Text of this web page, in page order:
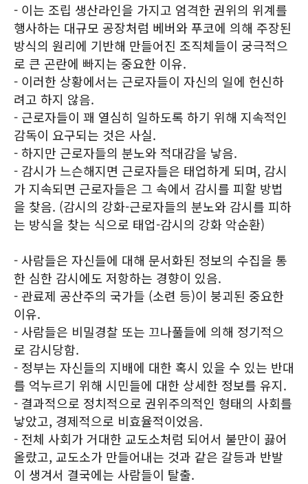
- 이는 조립 생산라인을 가지고 엄격한 권위의 위계를
행사하는 대규모 공장처럼 베버와 푸코에 의해 주장된
방식의 원리에 기반해 만들어진 조직체들이 궁극적으
로 큰 곤란에 빠지는 중요한 이유.
- 이러한 상황에서는 근로자들이 자신의 일에 헌신하
려고 하지 않음.
- 근로자들이 꽤 열심히 일하도록 하기 위해 지속적인
감독이 요구되는 것은 사실.
- 하지만 근로자들의 분노와 적대감을 낳음.
- 감시가 느슨해지면 근로자들은 태업하게 되며, 감시
가 지속되면 근로자들은 그 속에서 감시를 피할 방법
을 찾음. (감시의 강화-근로자들의 분노와 감시를 피하
는 방식을 찾는 식으로 태업-감시의 강화 악순환)
- 사람들은 자신들에 대해 문서화된 정보의 수집을 통
한 심한 감시에도 저항하는 경향이 있음.
- 관료제 공산주의 국가들 (소련 등)이 붕괴된 중요한
이유.
- 사람들은 비밀경찰 또는 끄나풀들에 의해 정기적으
로 감시당함.
- 정부는 자신들의 지배에 대한 혹시 있을 수 있는 반대
를 억누르기 위해 시민들에 대한 상세한 정보를 유지.
- 결과적으로 정치적으로 권위주의적인 형태의 사회를
낳았고, 경제적으로 비효율적이었음.
- 전체 사회가 거대한 교도소처럼 되어서 불만이 끓어
올랐고, 교도소가 만들어내는 것과 같은 갈등과 반발
이 생겨서 결국에는 사람들이 탈출.